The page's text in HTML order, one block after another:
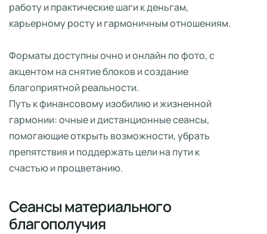
работу и практические шаги к деньгам,
карьерному росту и гармоничным отношениям.
Форматы доступны очно и онлайн по фото, с
акцентом на снятие блоков и создание
благоприятной реальности.
Путь к финансовому изобилию и жизненной
гармонии: очные и дистанционные сеансы,
помогающие открыть возможности, убрать
препятствия и поддержать цели на пути к
счастью и процветанию.
Сеансы материального
благополучия